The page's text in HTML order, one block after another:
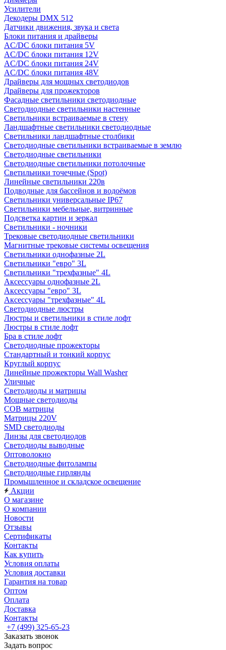
Усилители
Декодеры DMX 512
Датчики движения, звука и света
Блоки питания и драйверы
AC/DC блоки питания 5V
AC/DC блоки питания 12V
AC/DC блоки питания 24V
AC/DC блоки питания 48V
Драйверы для мощных светодиодов
Драйверы для прожекторов
Фасадные светильники светодиодные
Светодиодные светильники настенные
Светильники встраиваемые в стену
Ландшафтные светильники светодиодные
Светильники ландшафтные столбики
Светодиодные светильники встраиваемые в землю
Светодиодные светильники
Светодиодные светильники потолочные
Светильники точечные (Spot)
Линейные светильники 220в
Подводные для бассейнов и водоёмов
Светильники универсальные IP67
Светильники мебельные, витринные
Подсветка картин и зеркал
Светильники - ночники
Трековые светодиодные светильники
Магнитные трековые системы освещения
Светильники однофазные 2L
Светильники "евро" 3L
Светильники "трехфазные" 4L
Аксессуары однофазные 2L
Аксессуары "евро" 3L
Аксессуары "трехфазные" 4L
Светодиодные люстры
Люстры и светильники в стиле лофт
Люстры в стиле лофт
Бра в стиле лофт
Светодиодные прожекторы
Стандартный и тонкий корпус
Круглый корпус
Линейные прожекторы Wall Washer
Уличные
Светодиоды и матрицы
Мощные светодиоды
COB матрицы
Матрицы 220V
SMD светодиоды
Линзы для светодиодов
Светодиоды выводные
Оптоволокно
Светодиодные фитолампы
Светодиодные гирлянды
Промышленное и складское освещение
Акции
О магазине
О компании
Новости
Отзывы
Сертификаты
Контакты
Как купить
Условия оплаты
Условия доставки
Гарантия на товар
Оптом
Оплата
Доставка
Контакты
+7 (499) 325-65-23
Заказать звонок
Задать вопрос